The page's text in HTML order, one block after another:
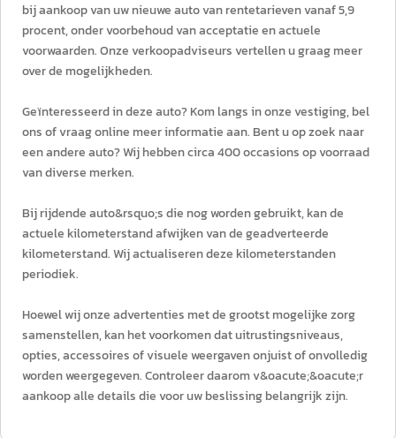
bij aankoop van uw nieuwe auto van rentetarieven vanaf 5,9
procent, onder voorbehoud van acceptatie en actuele
voorwaarden. Onze verkoopadviseurs vertellen u graag meer
over de mogelijkheden.
Geïnteresseerd in deze auto? Kom langs in onze vestiging, bel
ons of vraag online meer informatie aan. Bent u op zoek naar
een andere auto? Wij hebben circa 400 occasions op voorraad
van diverse merken.
Bij rijdende auto&rsquo;s die nog worden gebruikt, kan de
actuele kilometerstand afwijken van de geadverteerde
kilometerstand. Wij actualiseren deze kilometerstanden
periodiek.
Hoewel wij onze advertenties met de grootst mogelijke zorg
samenstellen, kan het voorkomen dat uitrustingsniveaus,
opties, accessoires of visuele weergaven onjuist of onvolledig
worden weergegeven. Controleer daarom v&oacute;&oacute;r
aankoop alle details die voor uw beslissing belangrijk zijn.